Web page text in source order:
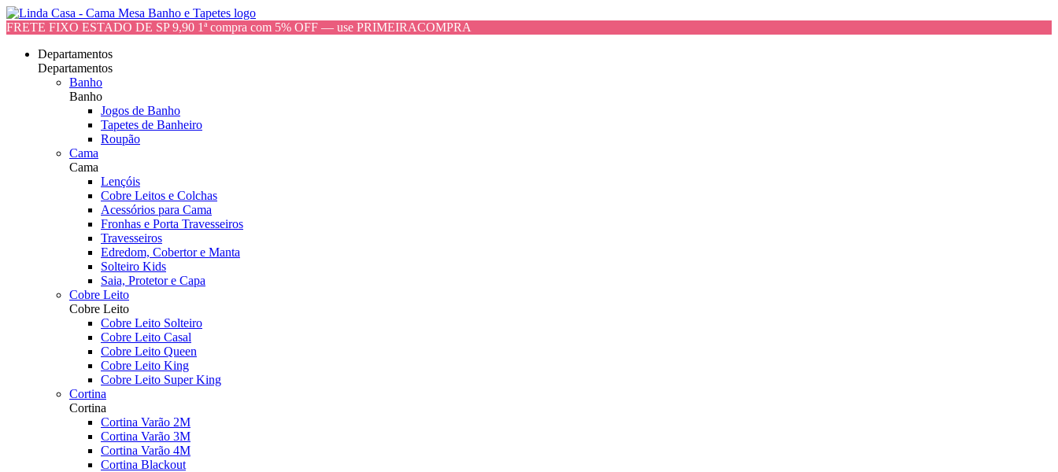
FRETE FIXO ESTADO DE SP 9,90 1ª compra com 5% OFF — use PRIMEIRACOMPRA
Departamentos
Departamentos
Banho
Banho
Jogos de Banho
Tapetes de Banheiro
Roupão
Cama
Cama
Lençóis
Cobre Leitos e Colchas
Acessórios para Cama
Fronhas e Porta Travesseiros
Travesseiros
Edredom, Cobertor e Manta
Solteiro Kids
Saia, Protetor e Capa
Cobre Leito
Cobre Leito
Cobre Leito Solteiro
Cobre Leito Casal
Cobre Leito Queen
Cobre Leito King
Cobre Leito Super King
Cortina
Cortina
Cortina Varão 2M
Cortina Varão 3M
Cortina Varão 4M
Cortina Blackout